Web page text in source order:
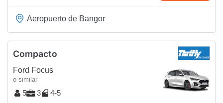
Aeropuerto de Bangor
Compacto
Ford Focus
o similar
5 3 4-5